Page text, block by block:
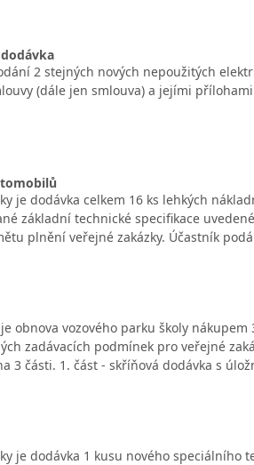
2 stejných nových nepoužitých
(dále jen smlouva) a jejími
je dodávka celkem 16 ks lehkých
základní technické specifikace
plnění veřejné zakázky. Účastník
obnova vozového parku školy
zadávacích podmínek pro veřejné
3 části. 1. část - skříňová dodávka s
je dodávka 1 kusu nového